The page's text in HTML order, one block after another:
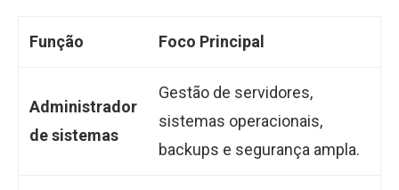
Função Foco Principal
Administrador
de sistemas
Gestão de servidores,
sistemas operacionais,
backups e segurança ampla.